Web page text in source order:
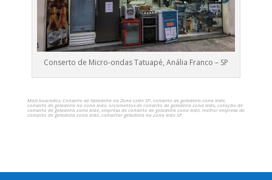
Conserto de Micro-ondas Tatuapé, Anália Franco – SP
Mais buscados: Conserto de Geladeira na Zona Leste SP, conserto de geladeira zona leste,
conserto de geladeira na zona leste, orçamentos de conserto de geladeira zona leste, cotação de
conserto de geladeira zona leste, empresa de conserto de geladeira zona leste, melhor empresa de
conserto de geladeira zona leste, consertar geladeira na zona leste SP.